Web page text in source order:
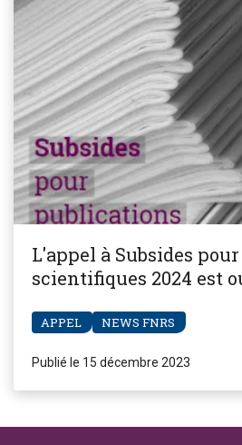
L'appel à Subsides
scientifiques 2024 est
APPEL NEWS FNRS
Publié le 15 décembre 2023